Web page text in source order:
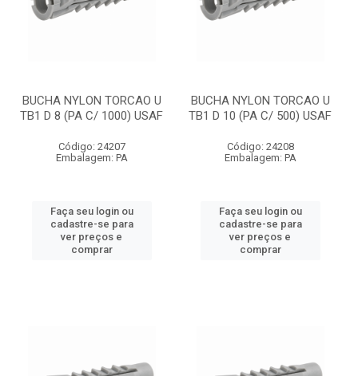
BUCHA NYLON TORCAO U
TB1 D 8 (PA C/ 1000) USAF
Código: 24207
Embalagem: PA
Faça seu login ou
cadastre-se para
ver preços e
comprar
BUCHA NYLON TORCAO U
TB1 D 10 (PA C/ 500) USAF
Código: 24208
Embalagem: PA
Faça seu login ou
cadastre-se para
ver preços e
comprar